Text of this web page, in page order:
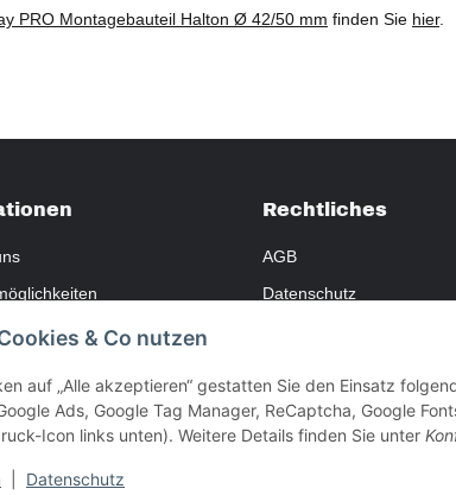
PRO Montagebauteil Halton Ø 42/50 mm finden Sie hier.
Rechtliches
AGB
Datenschutz
Impressum
& Co nutzen
auf „Alle akzeptieren“ gestatten Sie den Einsatz
Ads, Google Tag Manager, ReCaptcha, Google
Icon links unten). Weitere Details finden Sie unter
Datenschutz